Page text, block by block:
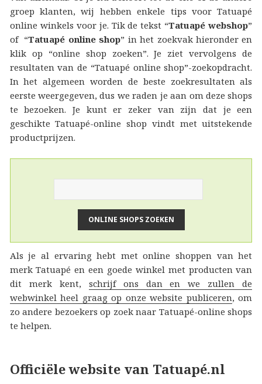
groep klanten, wij hebben enkele tips voor Tatuapé
online winkels voor je. Tik de tekst “Tatuapé webshop”
of “Tatuapé online shop” in het zoekvak hieronder en
klik op “online shop zoeken”. Je ziet vervolgens de
resultaten van de “Tatuapé online shop”-zoekopdracht.
In het algemeen worden de beste zoekresultaten als
eerste weergegeven, dus we raden je aan om deze shops
te bezoeken. Je kunt er zeker van zijn dat je een
geschikte Tatuapé-online shop vindt met uitstekende
productprijzen.
Als je al ervaring hebt met online shoppen van het
merk Tatuapé en een goede winkel met producten van
dit merk kent, schrijf ons dan en we zullen de
webwinkel heel graag op onze website publiceren, om
zo andere bezoekers op zoek naar Tatuapé-online shops
te helpen.
Officiële website van Tatuapé.nl